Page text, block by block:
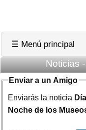
☰ Menú principal
Noticias
Enviar a un Amigo
Enviarás la noticia
Noche de los